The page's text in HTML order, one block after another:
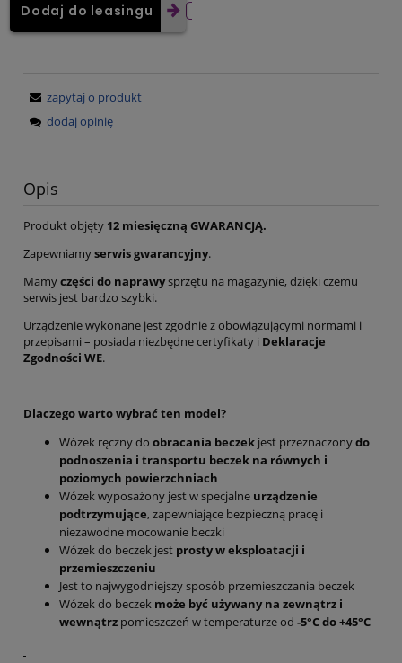
Dodaj do leasingu
zapytaj o produkt
dodaj opinię
Opis
Produkt objęty 12 miesięczną GWARANCJĄ.
Zapewniamyserwis gwarancyjny.
Mamyczęści do naprawysprzętu na magazynie, dzięki czemu
serwis jest bardzo szybki.
Urządzenie wykonane jest zgodnie z obowiązującymi normami i
przepisami – posiada niezbędne certyfikaty i Deklaracje
Zgodności WE.
Dlaczego warto wybrać ten model?
Wózek ręczny do obracania beczek jest przeznaczonydo
podnoszenia i transportu beczek na równych i
poziomych powierzchniach
Wózek wyposażony jest w specjalne urządzenie
podtrzymujące, zapewniające bezpieczną pracę i
niezawodne mocowanie beczki
Wózek do beczek jest prosty w eksploatacji i
przemieszczeniu
Jest to najwygodniejszy sposób przemieszczania beczek
Wózek do beczek może być używany na zewnątrz i
wewnątrz pomieszczeń w temperaturze od -5°C do +45°C